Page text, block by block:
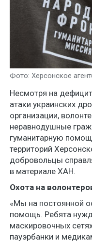
Фото: Херсонское
Несмотря на
атаки украинских
организации,
неравнодушные
гуманитарную
территорий
добровольцы
в материале ХАН.
Охота на
«Мы на постоянной
помощь. Ребята
маскировочных
пауэрбанки и